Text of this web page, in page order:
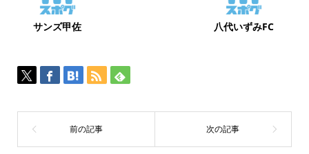
サンズ甲佐 八代いずみFC